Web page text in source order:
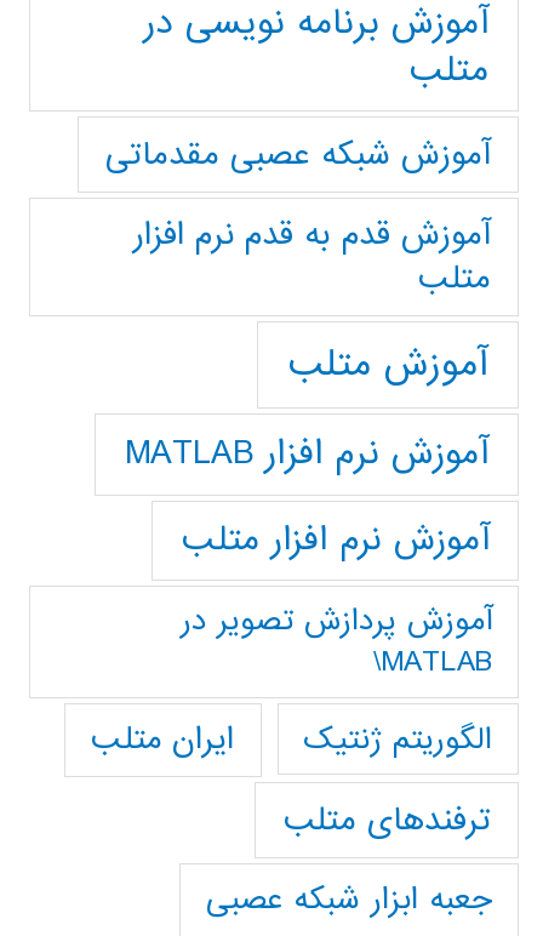
آموزش برنامه نویسی در
متلب
آموزش شبکه عصبی مقدماتی
آموزش قدم به قدم نرم افزار
متلب
آموزش متلب
آموزش نرم افزار MATLAB
آموزش نرم افزار متلب
آموزش پردازش تصوير در
MATLAB\
الگوریتم ژنتیک
ایران متلب
ترفندهای متلب
جعبه ابزار شبکه عصبی